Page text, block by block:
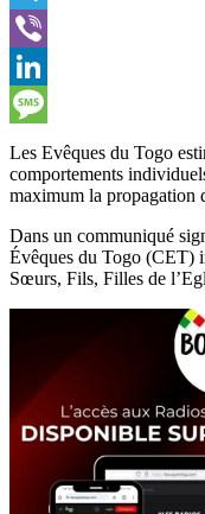
Telegram
Viber
LinkedIn
Message
Les Evêques du Togo
comportements
maximum la propagation
Dans un communiqué
Évêques du Togo (CET)
Sœurs, Fils, Filles de